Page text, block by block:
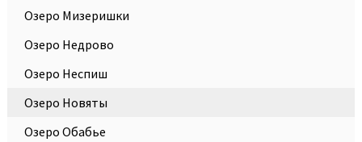
Озеро Мизеришки
Озеро Недрово
Озеро Неспиш
Озеро Новяты
Озеро Обабье